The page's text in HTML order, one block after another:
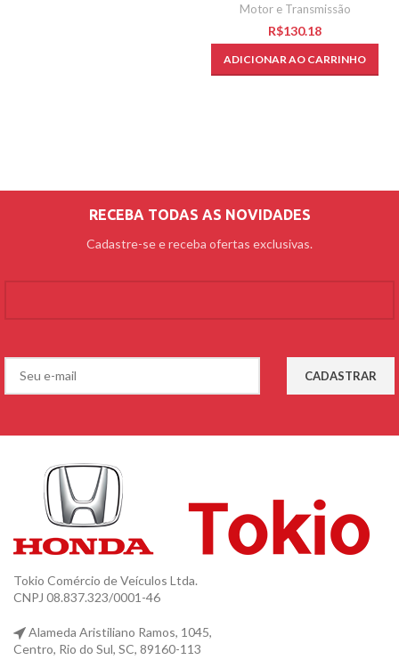
Motor e Transmissão
R$
ADICIONAR AO CARRINHO
RECEBA TODAS AS NOVIDADES
Cadastre-se e receba ofertas exclusivas.
Tokio Comércio de Veículos Ltda.
CNPJ 08.837.323/0001-46
Alameda Aristiliano Ramos, 1045,
Centro, Rio do Sul, SC, 89160-113